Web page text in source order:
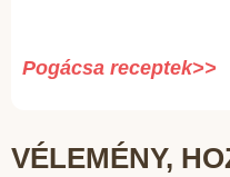
Pogácsa receptek>>
VÉLEMÉNY,